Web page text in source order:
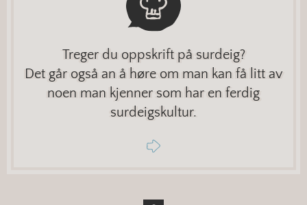
Treger du oppskrift på surdeig?
Det går også an å høre om man kan få litt av
noen man kjenner som har en ferdig
surdeigskultur.